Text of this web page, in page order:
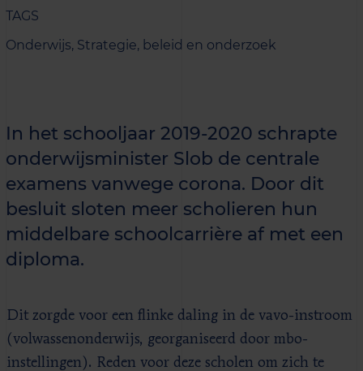
TAGS
Onderwijs, Strategie, beleid en onderzoek
In het schooljaar 2019-2020 schrapte
onderwijsminister Slob de centrale
examens vanwege corona. Door dit
besluit sloten meer scholieren hun
middelbare schoolcarrière af met een
diploma.
Dit zorgde voor een flinke daling in de vavo-instroom
(volwassenonderwijs, georganiseerd door mbo-
instellingen). Reden voor deze scholen om zich te